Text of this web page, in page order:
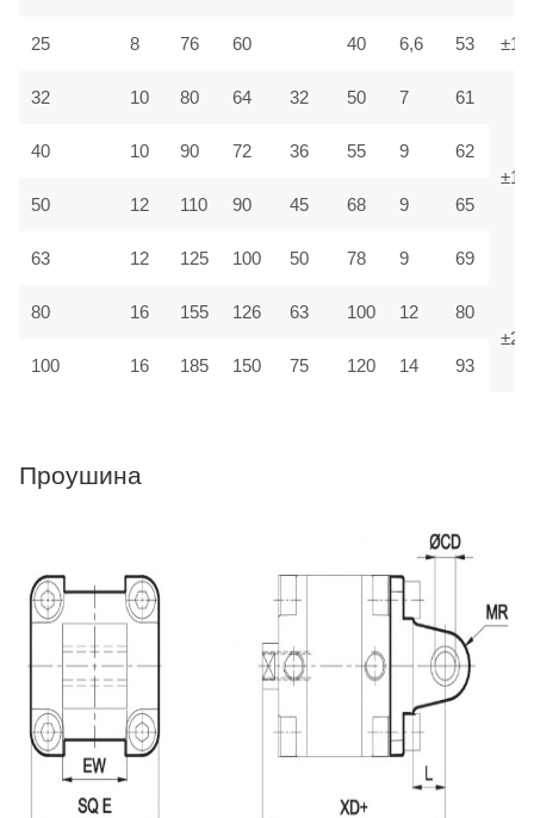
25 8 76 60 40 6,6 53 ±1,5
32 10 80 64 32 50 7 61
±1,8
40 10 90 72 36 55 9 62
50 12 110 90 45 68 9 65
63 12 125 100 50 78 9 69
80 16 155 126 63 100 12
80
±2,2
100
16 185 150 75 120 14 93
Проушина